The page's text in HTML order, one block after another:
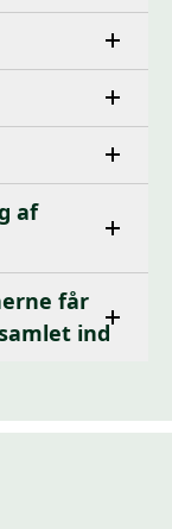
af
får
ind